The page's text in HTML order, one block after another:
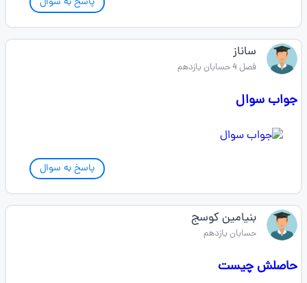
ساناز
فصل 4 حسابان یازدهم
جواب سوال
پاسخ به سوال
بنیامین کوسج
حسابان یازدهم
حاصلش چیست